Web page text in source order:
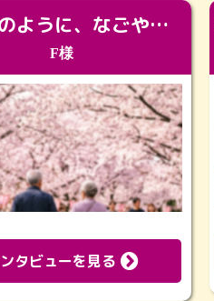
同窓会のように、なごやかに。92歳の旅立ちを彩った、再会と感謝の場
F様
タビューを見る